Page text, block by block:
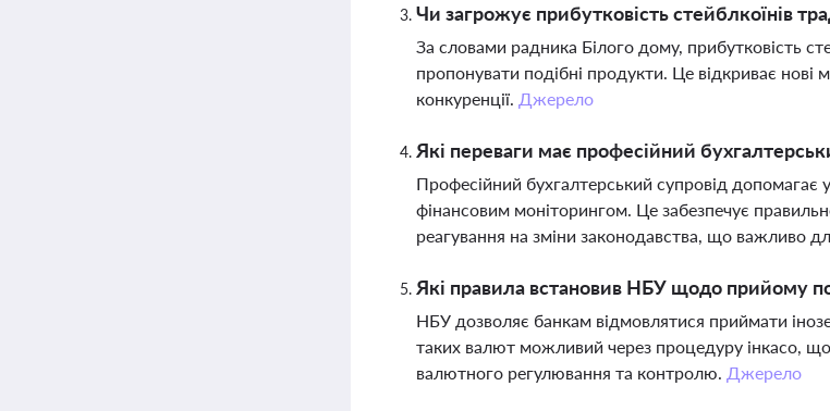
Чи загрожує прибутковість стейблкоїнів
За словами радника Білого дому, прибутковість
пропонувати подібні продукти. Це відкриває нові
конкуренції. Джерело
Які переваги має професійний
Професійний бухгалтерський супровід допомагає
фінансовим моніторингом. Це забезпечує
реагування на зміни законодавства, що важливо
Які правила встановив НБУ щодо прийому
НБУ дозволяє банкам відмовлятися приймати
таких валют можливий через процедуру інкасо,
валютного регулювання та контролю. Джерело